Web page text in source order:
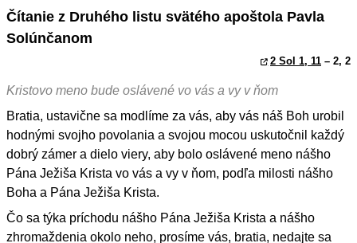
Čítanie z Druhého listu svätého apoštola Pavla
Solúnčanom
2 Sol 1, 11 – 2, 2
Kristovo meno bude oslávené vo vás a vy v ňom
Bratia, ustavične sa modlíme za vás, aby vás náš Boh urobil
hodnými svojho povolania a svojou mocou uskutočnil každý
dobrý zámer a dielo viery, aby bolo oslávené meno nášho
Pána Ježiša Krista vo vás a vy v ňom, podľa milosti nášho
Boha a Pána Ježiša Krista.
Čo sa týka príchodu nášho Pána Ježiša Krista a nášho
zhromaždenia okolo neho, prosíme vás, bratia, nedajte sa